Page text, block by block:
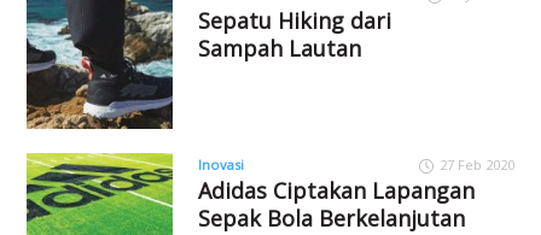
Sepatu Hiking dari
Sampah Lautan
Inovasi 27 Feb 2020
Adidas Ciptakan Lapangan
Sepak Bola Berkelanjutan